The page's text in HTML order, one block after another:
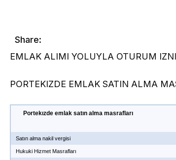
Share:
EMLAK ALIMI YOLUYLA OTURUM
PORTEKIZDE EMLAK SATIN ALMA
Portekızde emlak satın alma masrafları
Satın alma nakil vergisi
Hukuki Hizmet Masrafları